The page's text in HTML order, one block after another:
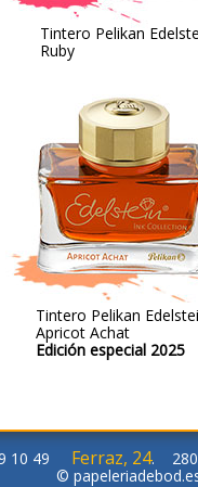
Tintero Pelikan
Ruby
Tintero Pelikan
Apricot Achat
Edición especial 2025
10 49 Ferraz, 24.
©